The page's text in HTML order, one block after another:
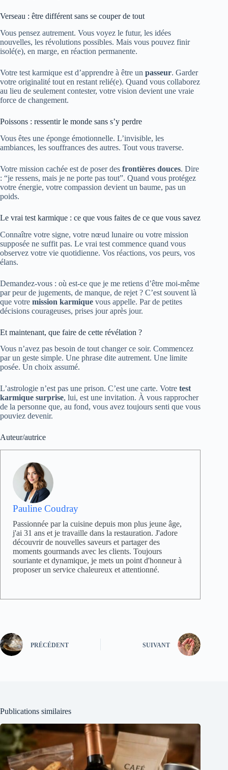
Verseau : être différent sans se couper de tout
Vous pensez autrement. Vous voyez le futur, les idées
nouvelles, les révolutions possibles. Mais vous pouvez finir
isolé(e), en marge, en réaction permanente.
Votre test karmique est d’apprendre à être un passeur. Garder
votre originalité tout en restant relié(e). Quand vous collaborez
au lieu de seulement contester, votre vision devient une vraie
force de changement.
Poissons : ressentir le monde sans s’y perdre
Vous êtes une éponge émotionnelle. L’invisible, les
ambiances, les souffrances des autres. Tout vous traverse.
Votre mission cachée est de poser des frontières douces. Dire
: “je ressens, mais je ne porte pas tout”. Quand vous protégez
votre énergie, votre compassion devient un baume, pas un
poids.
Le vrai test karmique : ce que vous faites de ce que vous savez
Connaître votre signe, votre nœud lunaire ou votre mission
supposée ne suffit pas. Le vrai test commence quand vous
observez votre vie quotidienne. Vos réactions, vos peurs, vos
élans.
Demandez-vous : où est-ce que je me retiens d’être moi-même
par peur de jugements, de manque, de rejet ? C’est souvent là
que votre mission karmique vous appelle. Par de petites
décisions courageuses, prises jour après jour.
Et maintenant, que faire de cette révélation ?
Vous n’avez pas besoin de tout changer ce soir. Commencez
par un geste simple. Une phrase dite autrement. Une limite
posée. Un choix assumé.
L’astrologie n’est pas une prison. C’est une carte. Votre test
karmique surprise, lui, est une invitation. À vous rapprocher
de la personne que, au fond, vous avez toujours senti que vous
pouviez devenir.
Auteur/autrice
Pauline Coudray
Passionnée par la cuisine depuis mon plus jeune âge,
j'ai 31 ans et je travaille dans la restauration. J'adore
découvrir de nouvelles saveurs et partager des
moments gourmands avec les clients. Toujours
souriante et dynamique, je mets un point d'honneur à
proposer un service chaleureux et attentionné.
PRÉCÉDENT SUIVANT
Publications similaires